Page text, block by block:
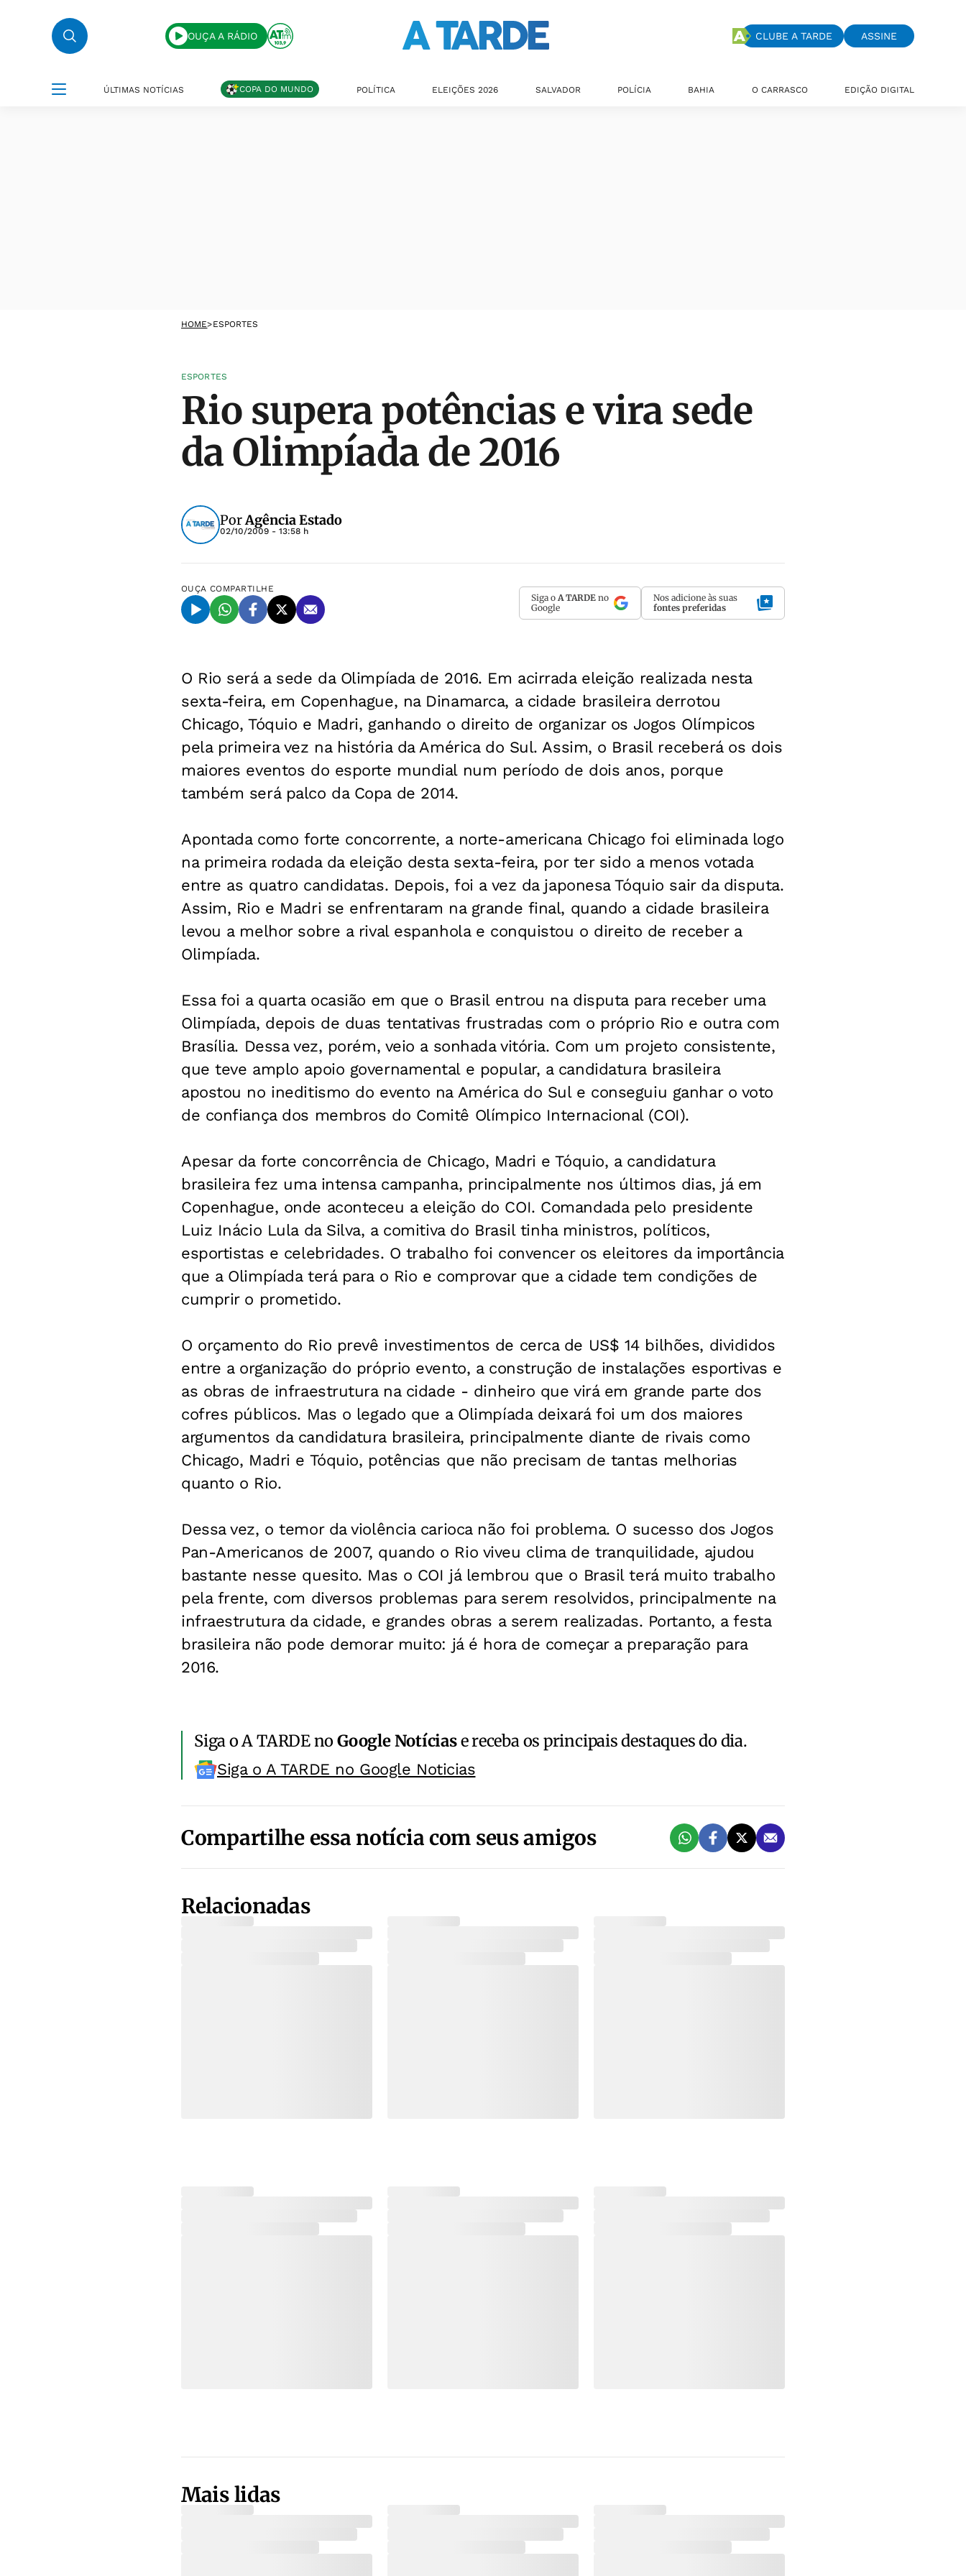
OUÇA A RÁDIO CLUBE A TARDE ASSINE
ÚLTIMAS NOTÍCIAS COPA DO MUNDO POLÍTICA ELEIÇÕES 2026 SALVADOR POLÍCIA BAHIA O CARRASCO EDIÇÃO DIGITAL
HOME>ESPORTES
ESPORTES
Rio supera potências e vira sede
da Olimpíada de 2016
PorAgência Estado
02/10/2009 - 13:58 h
OUÇA COMPARTILHE
Siga o A TARDE no
Google
Nos adicione às suas
fontes preferidas
O Rio será a sede da Olimpíada de 2016. Em acirrada eleição realizada nesta
sexta-feira, em Copenhague, na Dinamarca, a cidade brasileira derrotou
Chicago, Tóquio e Madri, ganhando o direito de organizar os Jogos Olímpicos
pela primeira vez na história da América do Sul. Assim, o Brasil receberá os dois
maiores eventos do esporte mundial num período de dois anos, porque
também será palco da Copa de 2014.
Apontada como forte concorrente, a norte-americana Chicago foi eliminada logo
na primeira rodada da eleição desta sexta-feira, por ter sido a menos votada
entre as quatro candidatas. Depois, foi a vez da japonesa Tóquio sair da disputa.
Assim, Rio e Madri se enfrentaram na grande final, quando a cidade brasileira
levou a melhor sobre a rival espanhola e conquistou o direito de receber a
Olimpíada.
Essa foi a quarta ocasião em que o Brasil entrou na disputa para receber uma
Olimpíada, depois de duas tentativas frustradas com o próprio Rio e outra com
Brasília. Dessa vez, porém, veio a sonhada vitória. Com um projeto consistente,
que teve amplo apoio governamental e popular, a candidatura brasileira
apostou no ineditismo do evento na América do Sul e conseguiu ganhar o voto
de confiança dos membros do Comitê Olímpico Internacional (COI).
Apesar da forte concorrência de Chicago, Madri e Tóquio, a candidatura
brasileira fez uma intensa campanha, principalmente nos últimos dias, já em
Copenhague, onde aconteceu a eleição do COI. Comandada pelo presidente
Luiz Inácio Lula da Silva, a comitiva do Brasil tinha ministros, políticos,
esportistas e celebridades. O trabalho foi convencer os eleitores da importância
que a Olimpíada terá para o Rio e comprovar que a cidade tem condições de
cumprir o prometido.
O orçamento do Rio prevê investimentos de cerca de US$ 14 bilhões, divididos
entre a organização do próprio evento, a construção de instalações esportivas e
as obras de infraestrutura na cidade - dinheiro que virá em grande parte dos
cofres públicos. Mas o legado que a Olimpíada deixará foi um dos maiores
argumentos da candidatura brasileira, principalmente diante de rivais como
Chicago, Madri e Tóquio, potências que não precisam de tantas melhorias
quanto o Rio.
Dessa vez, o temor da violência carioca não foi problema. O sucesso dos Jogos
Pan-Americanos de 2007, quando o Rio viveu clima de tranquilidade, ajudou
bastante nesse quesito. Mas o COI já lembrou que o Brasil terá muito trabalho
pela frente, com diversos problemas para serem resolvidos, principalmente na
infraestrutura da cidade, e grandes obras a serem realizadas. Portanto, a festa
brasileira não pode demorar muito: já é hora de começar a preparação para
2016.
Siga o A TARDE noGoogle Notíciase receba os principais destaques do dia.
Siga o A TARDE no Google Noticias
Compartilhe essa notícia com seus amigos
Relacionadas
Mais lidas